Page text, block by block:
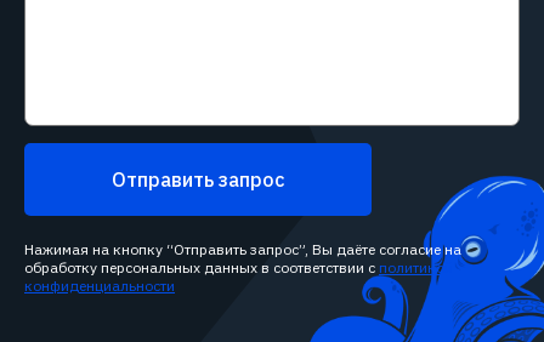
Отправить запрос
Нажимая на кнопку “Отправить запрос”, Вы даёте согласие на
обработку персональных данных в соответствии с политикой
конфиденциальности